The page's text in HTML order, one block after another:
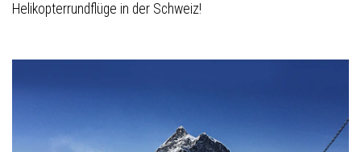
Helikopterrundflüge in der Schweiz!